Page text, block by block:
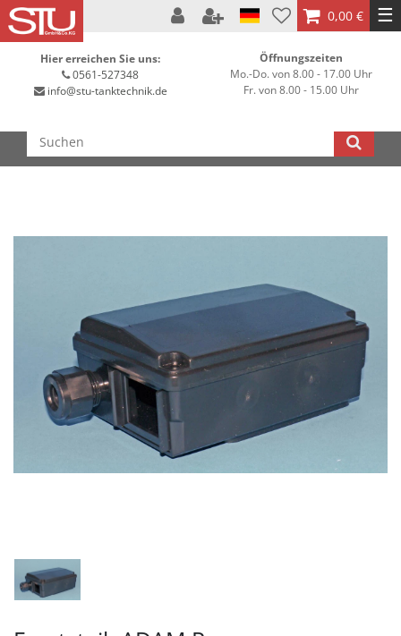
0,00 € ☰
Hier erreichen Sie uns:
0561-527348
info@stu-tanktechnik.de
Öffnungszeiten
Mo.-Do. von 8.00 - 17.00 Uhr
Fr. von 8.00 - 15.00 Uhr